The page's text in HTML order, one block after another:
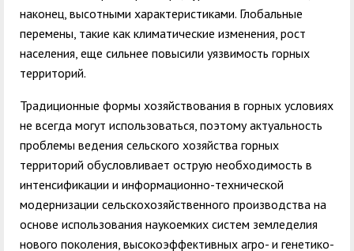
наконец, высотными характеристиками. Глобальные
перемены, такие как климатические изменения, рост
населения, еще сильнее повысили уязвимость горных
территорий.
Традиционные формы хозяйствования в горных условиях
не всегда могут использоваться, поэтому актуальность
проблемы ведения сельского хозяйства горных
территорий обусловливает острую необходимость в
интенсификации и информационно-технической
модернизации сельскохозяйственного производства на
основе использования наукоемких систем земледелия
нового поколения, высокоэффективных агро- и генетико-